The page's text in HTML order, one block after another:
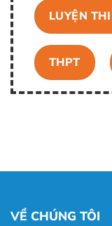
LUYỆN
THPT
VỀ CHÚNG TÔI